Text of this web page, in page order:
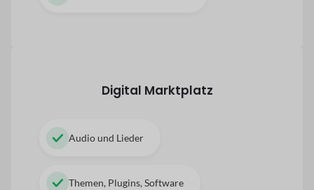
Digital Marktplatz
Audio und Lieder
Themen, Plugins, Software